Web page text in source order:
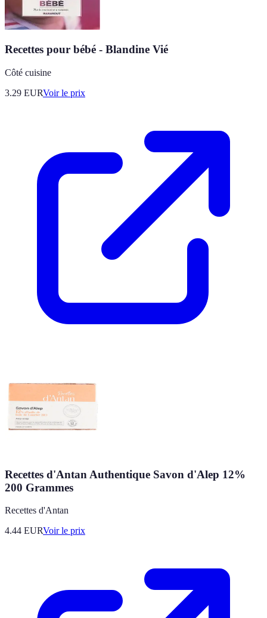
Recettes pour bébé - Blandine Vié
Côté cuisine
3.29 EURVoir le prix
Recettes d'Antan Authentique Savon d'Alep 12%
200 Grammes
Recettes d'Antan
4.44 EURVoir le prix